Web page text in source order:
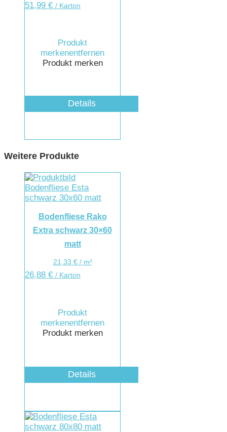
51,99 € / Karton
Produkt
merkenentfernen
Produkt merken
Details
Weitere Produkte
Bodenfliese Rako
Extra schwarz 30×60
matt
21,33 €/ m²
26,88 € / Karton
Produkt
merkenentfernen
Produkt merken
Details